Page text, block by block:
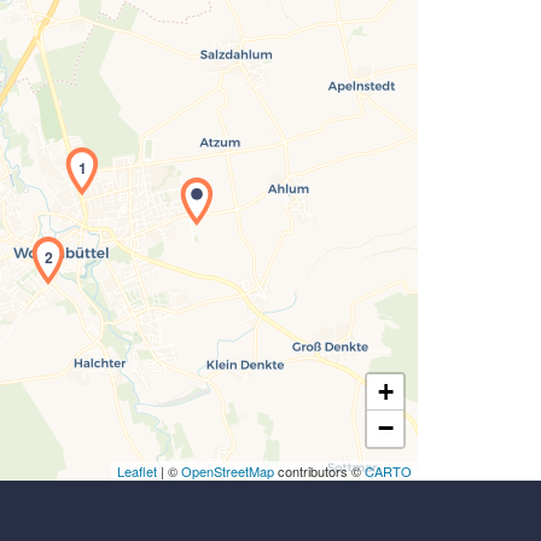
Laden der Karte...
1
2
+
−
Leaflet | ©OpenStreetMapcontributors ©CARTO